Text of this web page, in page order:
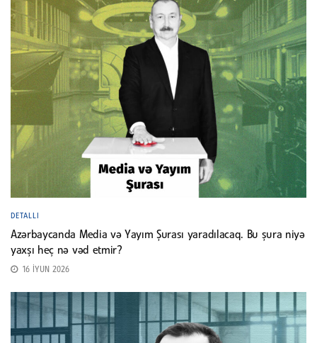
DETALLI
Azərbaycanda Media və Yayım Şurası yaradılacaq. Bu şura niyə
yaxşı heç nə vəd etmir?
16 İYUN 2026